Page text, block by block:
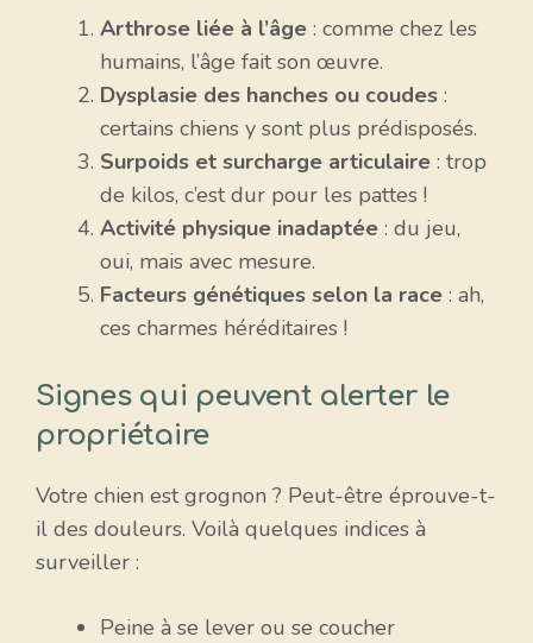
Arthrose liée à l’âge : comme chez les
humains, l’âge fait son œuvre.
Dysplasie des hanches ou coudes :
certains chiens y sont plus prédisposés.
Surpoids et surcharge articulaire : trop
de kilos, c’est dur pour les pattes !
Activité physique inadaptée : du jeu,
oui, mais avec mesure.
Facteurs génétiques selon la race : ah,
ces charmes héréditaires !
Signes qui peuvent alerter le
propriétaire
Votre chien est grognon ? Peut-être éprouve-t-
il des douleurs. Voilà quelques indices à
surveiller :
Peine à se lever ou se coucher